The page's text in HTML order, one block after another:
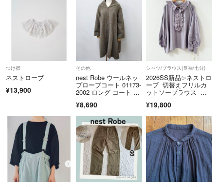
気になる点は購入前に遠慮なくご質問ください。
★★★★★★絶賛断捨離中のため
なかなかうごきがないものは
ご了承ください。★★★★★★★★★★★★★★★
☆
★喫煙者なし。ペットなし。です。
お値下げ交渉など、コメントくださった場合、最後まで返信いただけた
らありがたいです。
よろしくお願いいたします。
つけ襟
ネストローブ
¥13,900
その他
nest Robe ウールネッ
プローブコート 01173-
2002 ロング コート ベ
ストローブ【中古】6-0
¥8,690
シャツ/ブラウス(長袖/七分)
2026SS新品✨ネストロ
ーブ 切替えフリルカ
ットソーブラウス ラ
¥19,800